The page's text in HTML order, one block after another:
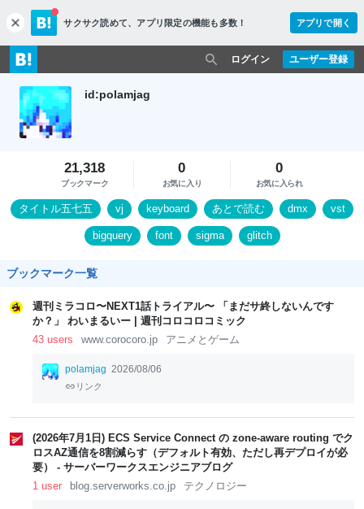
c
l
o
s
e
サクサク読めて、 アプリ限定の機能も多数！ アプリで開く
ユーザー登録
ログイン
id:polamjag
21,318
ブックマーク
0
お気に入り
0
お気に入られ
タイトル五七五 vj keyboard あとで読む dmx vst
bigquery font sigma glitch
ブックマーク一覧
週刊ミラコロ〜NEXT1話トライアル〜 「まだサ終しないんです
か？」 わいまるいー | 週刊コロコロコミック
43 users
www.corocoro.jp アニメとゲーム
polamjag 2026/08/06
リンク
(2026年7月1日) ECS Service Connect の zone-aware routing でク
ロスAZ通信を8割減らす（デフォルト有効、ただし再デプロイが必
要） - サーバーワークスエンジニアブログ
1 user
blog.serverworks.co.jp テクノロジー